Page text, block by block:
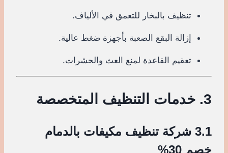
تنظيف بالبخار للتعمق في الألياف.
إزالة البقع الصعبة بأجهزة ضغط عالية.
تعقيم القاعدة لمنع العث والحشرات.
3. خدمات التنظيف المتخصصة
3.1 شركة تنظيف مكيفات بالدمام
خصم 30%